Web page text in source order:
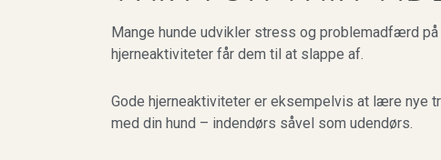
Mange hunde udvikler stress og problemadfærd
hjerneaktiviteter får dem til at slappe af.
Gode hjerneaktiviteter er eksempelvis at lære nye
med din hund – indendørs såvel som udendørs.